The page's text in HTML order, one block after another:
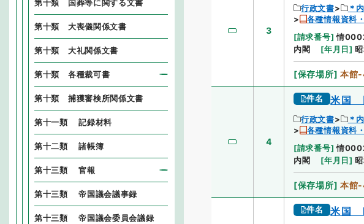
3
行政文書 ＊
各種情報資料
[請求番号] 情
内閣
[年月日]
[保存場所] 本館
4
件名 米国
行政文書 ＊
各種情報資料
[請求番号] 情
内閣
[年月日]
[保存場所] 本館
件名 米国
第十類 国葬等に関する文書
第十類 大喪儀関係文書
第十類 大礼関係文書
第十類 各種裁可書
第十類 捕獲審検所関係文書
第十一類 記録材料
第十二類 諸帳簿
第十三類 官報
第十三類 帝国議会議事録
第十三類 帝国議会委員会議録